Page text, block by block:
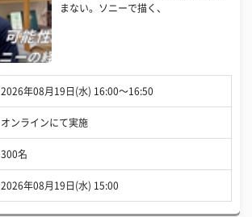
まない。ソニーで描く、
2026年08月19日(水) 16:00〜16:50
オンラインにて実施
300名
2026年08月19日(水) 15:00